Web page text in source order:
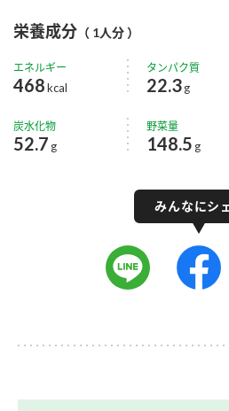
栄養成分 （ 1人分 ）
エネルギー
468kcal
タンパク質
22.3g
炭水化物
52.7 g
野菜量
148.5 g